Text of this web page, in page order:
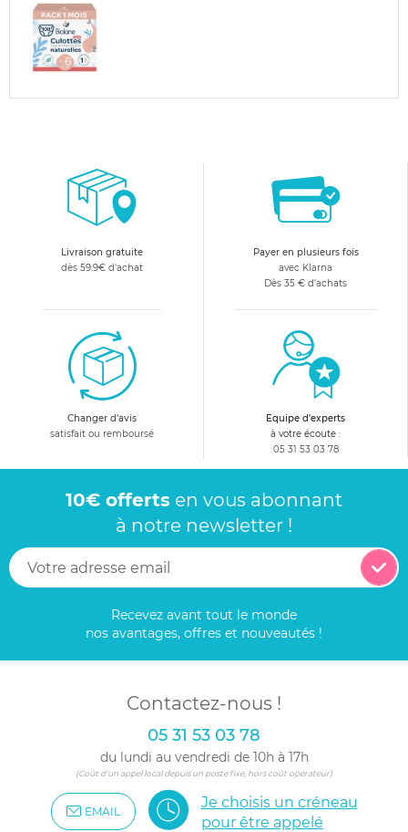
Livraison gratuite
dès 59.9€ d'achat
Payer en plusieurs fois
avec Klarna
Dès 35 € d'achats
Changer d'avis
satisfait ou remboursé
Equipe d'experts
à votre écoute :
05 31 53 03 78
10€ offerts en vous abonnant
à notre newsletter !
Recevez avant tout le monde
nos avantages, offres et nouveautés !
Contactez-nous !
05 31 53 03 78
du lundi au vendredi de 10h à 17h
(Coût d'un appel local depuis un poste fixe, hors coût opérateur)
EMAIL
Je choisis un créneau
pour être appelé